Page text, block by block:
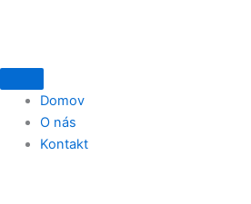
Domov
O nás
Kontakt